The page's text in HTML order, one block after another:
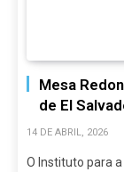
Mesa
de El
14 DE ABRIL, 2026
O Instituto para